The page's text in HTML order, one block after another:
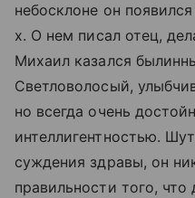
небосклоне он
х. О нем писал отец,
Михаил казался
Светловолосый,
но всегда очень
интеллигентностью.
суждения здравы, он
правильности того, что